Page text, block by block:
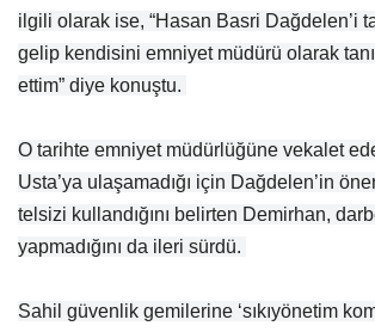
ilgili olarak ise, “Hasan Basri Dağdelen’i
gelip kendisini emniyet müdürü olarak
ettim” diye konuştu.
O tarihte emniyet müdürlüğüne vekalet
Usta’ya ulaşamadığı için Dağdelen’in
telsizi kullandığını belirten Demirhan,
yapmadığını da ileri sürdü.
Sahil güvenlik gemilerine ‘sıkıyönetim